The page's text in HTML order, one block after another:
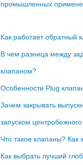
промышленных
Как работает обратный
В чем разница между
клапаном?
Особенности Plug
Зачем закрывать
запуском
Что такое клапаны? Как
Как выбрать лучший